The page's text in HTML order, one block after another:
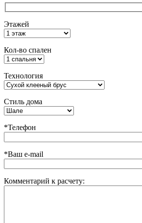
Этажей
Кол-во спален
Технология
Стиль дома
*Телефон
*Ваш e-mail
Комментарий к расчету: